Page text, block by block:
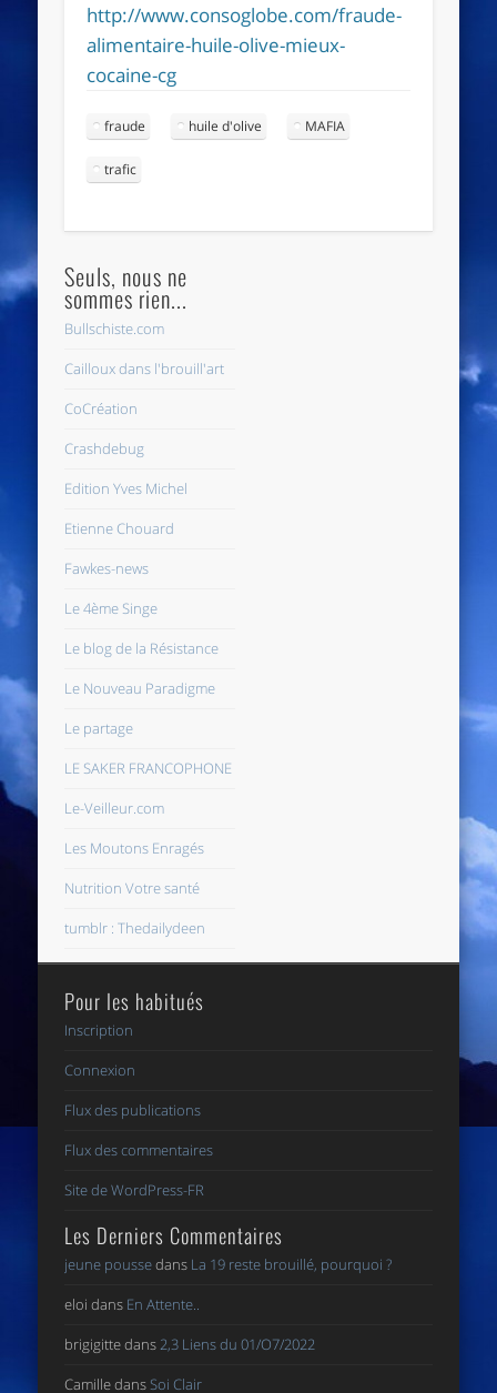
http://www.consoglobe.com/fraude-
alimentaire-huile-olive-mieux-
cocaine-cg
fraude huile d'olive MAFIA
trafic
Seuls, nous ne
sommes rien...
Bullschiste.com
Cailloux dans l'brouill'art
CoCréation
Crashdebug
Edition Yves Michel
Etienne Chouard
Fawkes-news
Le 4ème Singe
Le blog de la Résistance
Le Nouveau Paradigme
Le partage
LE SAKER FRANCOPHONE
Le-Veilleur.com
Les Moutons Enragés
Nutrition Votre santé
tumblr : Thedailydeen
Pour les habitués
Inscription
Connexion
Flux des publications
Flux des commentaires
Site de WordPress-FR
Les Derniers Commentaires
jeune poussedans La 19 reste brouillé, pourquoi ?
eloi dans En Attente..
brigigittedans 2,3 Liens du 01/O7/2022
Camilledans Soi Clair